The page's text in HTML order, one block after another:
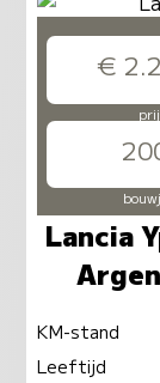
€
Lancia
KM-stand
Leeftijd